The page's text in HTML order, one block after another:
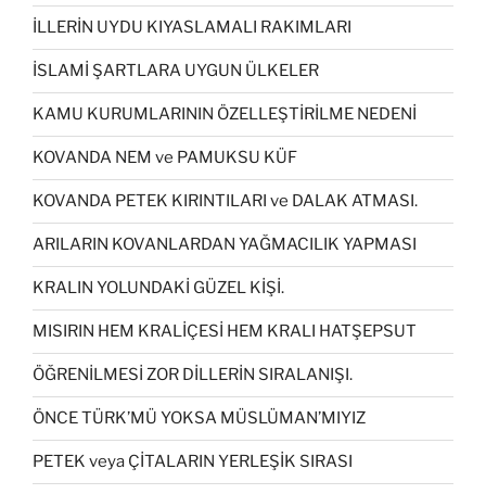
İLLERİN UYDU KIYASLAMALI RAKIMLARI
İSLAMİ ŞARTLARA UYGUN ÜLKELER
KAMU KURUMLARININ ÖZELLEŞTİRİLME NEDENİ
KOVANDA NEM ve PAMUKSU KÜF
KOVANDA PETEK KIRINTILARI ve DALAK ATMASI.
ARILARIN KOVANLARDAN YAĞMACILIK YAPMASI
KRALIN YOLUNDAKİ GÜZEL KİŞİ.
MISIRIN HEM KRALİÇESİ HEM KRALI HATŞEPSUT
ÖĞRENİLMESİ ZOR DİLLERİN SIRALANIŞI.
ÖNCE TÜRK’MÜ YOKSA MÜSLÜMAN’MIYIZ
PETEK veya ÇİTALARIN YERLEŞİK SIRASI